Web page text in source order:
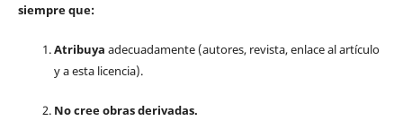
siempre que:
Atribuya adecuadamente (autores, revista, enlace al artículo
y a esta licencia).
No cree obras derivadas.